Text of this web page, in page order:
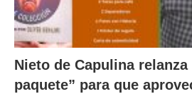
Nieto de Capulina relanza
paquete” para que